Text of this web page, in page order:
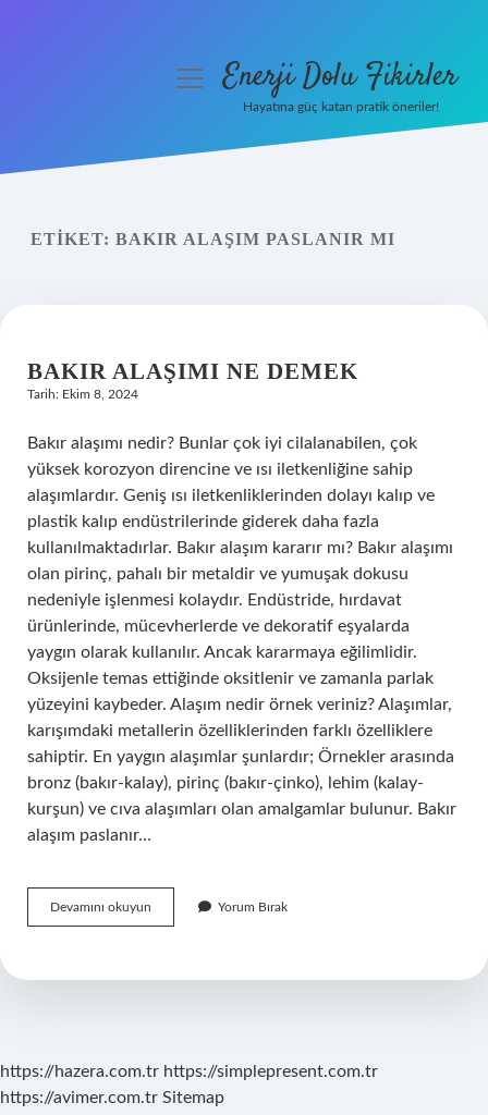
Yasal Uyarı
menüyüEnerji Dolu Fikirler
Hayatına güç katan pratik öneriler!
ETIKET: BAKIR ALAŞIM PASLANIR MI
BAKIR ALAŞIMI NE DEMEK
Tarih: Ekim 8, 2024
Bakır alaşımı nedir? Bunlar çok iyi cilalanabilen, çok
yüksek korozyon direncine ve ısı iletkenliğine sahip
alaşımlardır. Geniş ısı iletkenliklerinden dolayı kalıp ve
plastik kalıp endüstrilerinde giderek daha fazla
kullanılmaktadırlar. Bakır alaşım kararır mı? Bakır alaşımı
olan pirinç, pahalı bir metaldir ve yumuşak dokusu
nedeniyle işlenmesi kolaydır. Endüstride, hırdavat
ürünlerinde, mücevherlerde ve dekoratif eşyalarda
yaygın olarak kullanılır. Ancak kararmaya eğilimlidir.
Oksijenle temas ettiğinde oksitlenir ve zamanla parlak
yüzeyini kaybeder. Alaşım nedir örnek veriniz? Alaşımlar,
karışımdaki metallerin özelliklerinden farklı özelliklere
sahiptir. En yaygın alaşımlar şunlardır; Örnekler arasında
bronz (bakır-kalay), pirinç (bakır-çinko), lehim (kalay-
kurşun) ve cıva alaşımları olan amalgamlar bulunur. Bakır
alaşım paslanır…
Devamını okuyun
Alaşımı
Yorum Bırak
https://hazera.com.tr https://simplepresent.com.tr
https://avimer.com.tr Sitemap